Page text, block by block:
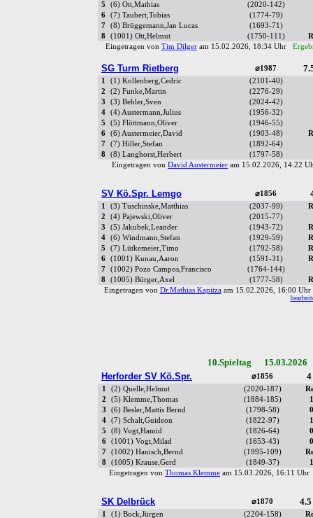
5
(6) Ott,Mathias (2020-142)
6
(7) Taubert,Tobias (1774-79)
7
(8) Brüggemann,Jan Lucas (1693-71)
8
(1001) Ott,Helmut (1750-111)
Eingetragen von Tim Dilgeram 15.02.2026, 18:34 Uhr
SG Turm Rietberg ⌀1987
1 (1) Kollenberg,Cedric (2101-40)
2
(2) Funke,Martin (2276-29)
3
(3) Behler,Sven (2024-42)
4
(4) Austermann,Julius (1956-32)
5
(5) Flöttmann,Oliver (1946-55)
6
(6) Austermeier,David (1903-48)
7
(7) Hiller,Stefan (1892-64)
8
(8) Langhorst,Herbert (1797-58)
Eingetragen von David Austermeier am 15.02.2026, 14:22
SV Kö.Spr. Lemgo ⌀1856
1 (3) Tuschinske,Matthias (2037-99)
2
(4) Pajewski,Oliver (2015-77)
3
(5) Jakubek,Leander (1943-72)
4
(6) Windmann,Stefan (1929-59)
5
(7) Lütkemeier,Timo (1792-58)
6
(1001) Kunau,Aaron (1591-31)
7
(1002) Pozo Campos,Francisco (1764-144)
8
(1005) Bürger,Axel (1777-58)
Eingetragen von Dr.Mathias Kapitzaam 15.02.2026, 16:00
10.Spieltag
Herforder SV Kö.Spr.
⌀1856
1 (2) Quelle,Helmut (2020-187)
2
(5) Klemme,Thomas (1884-185)
3
(6) Besler,Mattis Bernd (1798-58)
4
(7) Schalt,Guideon (1822-97)
5
(8) Vogt,Hamid (1826-64)
6
(1001) Vogt,Milad (1653-43)
7
(1002) Hanisch,Bernd (1995-109)
8
(1005) Krause,Gerd (1849-37)
Eingetragen von Thomas Klemme am 15.03.2026, 16:11
SK Delbrück ⌀1870
1 (1) Bock,Jürgen (2204-158)